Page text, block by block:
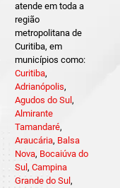
atende em toda a
região
metropolitana de
Curitiba, em
municípios como:
Curitiba,
Adrianópolis,
Agudos do Sul ,
Almirante
Tamandaré,
Araucária, Balsa
Nova, Bocaiúva do
Sul , Campina
Grande do Sul ,